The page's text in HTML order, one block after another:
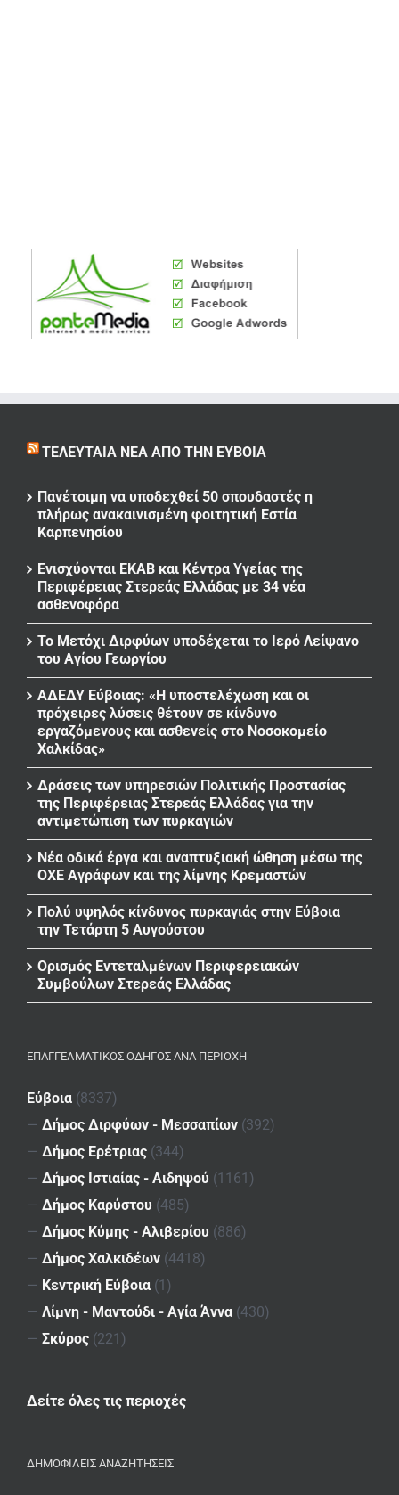
ΤΕΛΕΥΤΑΊΑ ΝΈΑ ΑΠΌ ΤΗΝ ΕΎΒΟΙΑ
Πανέτοιμη να υποδεχθεί 50 σπουδαστές η
πλήρως ανακαινισμένη φοιτητική Εστία
Καρπενησίου
Ενισχύονται ΕΚΑΒ και Κέντρα Υγείας της
Περιφέρειας Στερεάς Ελλάδας με 34 νέα
ασθενοφόρα
Το Μετόχι Διρφύων υποδέχεται το Ιερό Λείψανο
του Αγίου Γεωργίου
ΑΔΕΔΥ Εύβοιας: «Η υποστελέχωση και οι
πρόχειρες λύσεις θέτουν σε κίνδυνο
εργαζόμενους και ασθενείς στο Νοσοκομείο
Χαλκίδας»
Δράσεις των υπηρεσιών Πολιτικής Προστασίας
της Περιφέρειας Στερεάς Ελλάδας για την
αντιμετώπιση των πυρκαγιών
Νέα οδικά έργα και αναπτυξιακή ώθηση μέσω της
ΟΧΕ Αγράφων και της λίμνης Κρεμαστών
Πολύ υψηλός κίνδυνος πυρκαγιάς στην Εύβοια
την Τετάρτη 5 Αυγούστου
Ορισμός Εντεταλμένων Περιφερειακών
Συμβούλων Στερεάς Ελλάδας
ΕΠΑΓΓΕΛΜΑΤΙΚΌΣ ΟΔΗΓΌΣ ΑΝΆ ΠΕΡΙΟΧΉ
Εύβοια (8337)
— Δήμος Διρφύων - Μεσσαπίων (392)
— Δήμος Ερέτριας (344)
— Δήμος Ιστιαίας - Αιδηψού (1161)
— Δήμος Καρύστου (485)
— Δήμος Κύμης - Αλιβερίου (886)
— Δήμος Χαλκιδέων (4418)
— Κεντρική Εύβοια (1)
— Λίμνη - Μαντούδι - Αγία Άννα (430)
— Σκύρος (221)
Δείτε όλες τις περιοχές
ΔΗΜΟΦΙΛΕΙΣ ΑΝΑΖΗΤΗΣΕΙΣ